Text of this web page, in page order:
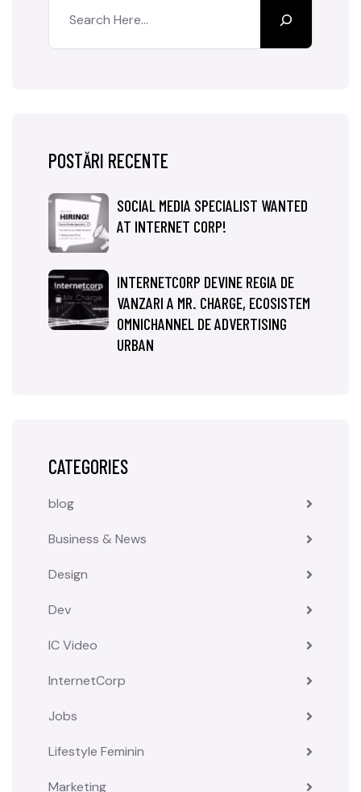
POSTĂRI RECENTE
SOCIAL MEDIA SPECIALIST WANTED
AT INTERNET CORP!
INTERNETCORP DEVINE REGIA DE
VANZARI A MR. CHARGE, ECOSISTEM
OMNICHANNEL DE ADVERTISING
URBAN
CATEGORIES
blog
Business & News
Design
Dev
IC Video
InternetCorp
Jobs
Lifestyle Feminin
Marketing